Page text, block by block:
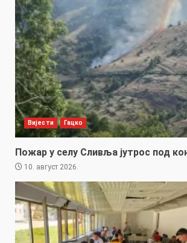
Вијести Гацко
Пожар у селу Сливља јутрос под
10. август 2026.